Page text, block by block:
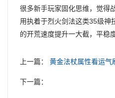
很多新手玩家固化思维，觉得
用执着于烈火剑法这类35级神
的开荒速度提升一大截，平稳
上一篇：黄金法杖属性看运气
下一篇：